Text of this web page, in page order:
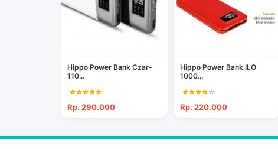
Hippo Power Bank Czar-
110...
Rp. 290.000
Hippo Power Bank ILO
1000...
Rp. 220.000